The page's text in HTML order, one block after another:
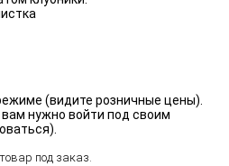
(видите розничные цены).
нужно войти под своим
под заказ.